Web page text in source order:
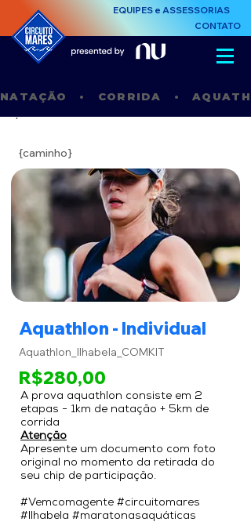
EQUIPES e ASSESSORIAS
CONTATO
NATAÇÃO   •   CORRIDA   •
{caminho}
Aquathlon - Individual
Aquathlon_Ilhabela_COMKIT
R$280,00
A prova aquathlon consiste em 2
etapas - 1km de natação + 5km de
corrida
Atenção
Apresente um documento com foto
original no momento da retirada do
seu chip de participação.
#Vemcomagente #circuitomares
#Ilhabela #maratonasaquáticas